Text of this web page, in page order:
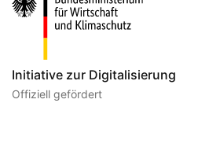
Initiative zur Digitalisierung
Offiziell gefördert